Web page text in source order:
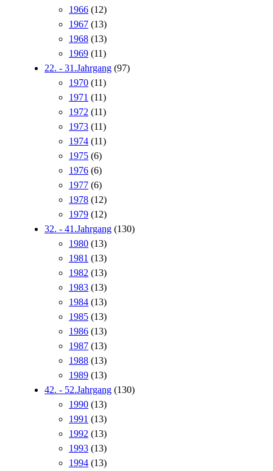
1966 (12)
1967 (13)
1968 (13)
1969 (11)
22. - 31.Jahrgang (97)
1970 (11)
1971 (11)
1972 (11)
1973 (11)
1974 (11)
1975 (6)
1976 (6)
1977 (6)
1978 (12)
1979 (12)
32. - 41.Jahrgang (130)
1980 (13)
1981 (13)
1982 (13)
1983 (13)
1984 (13)
1985 (13)
1986 (13)
1987 (13)
1988 (13)
1989 (13)
42. - 52.Jahrgang (130)
1990 (13)
1991 (13)
1992 (13)
1993 (13)
1994 (13)